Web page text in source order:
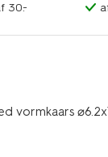
30.-
vormkaars